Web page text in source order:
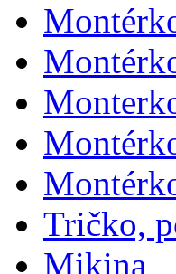
Tričko,
Mikina